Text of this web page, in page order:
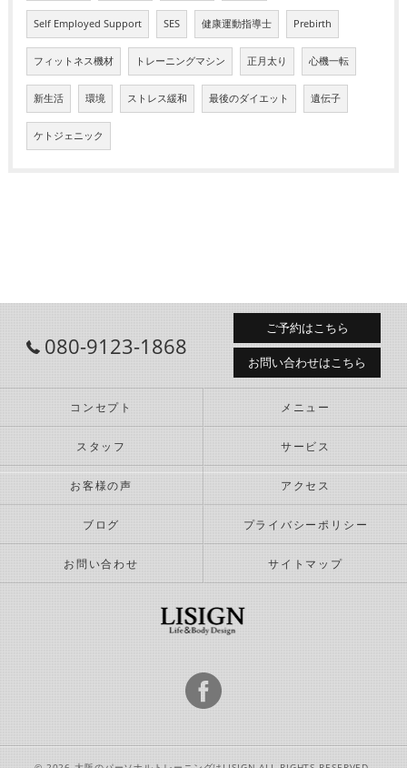
Self Employed Support SES 健康運動指導士 Prebirth
フィットネス機材 トレーニングマシン 正月太り 心機一転
新生活 環境 ストレス緩和 最後のダイエット 遺伝子
ケトジェニック
080-9123-1868
ご予約はこちら
お問い合わせはこちら
コンセプト メニュー
スタッフ サービス
お客様の声 アクセス
ブログ プライバシーポリシー
お問い合わせ サイトマップ